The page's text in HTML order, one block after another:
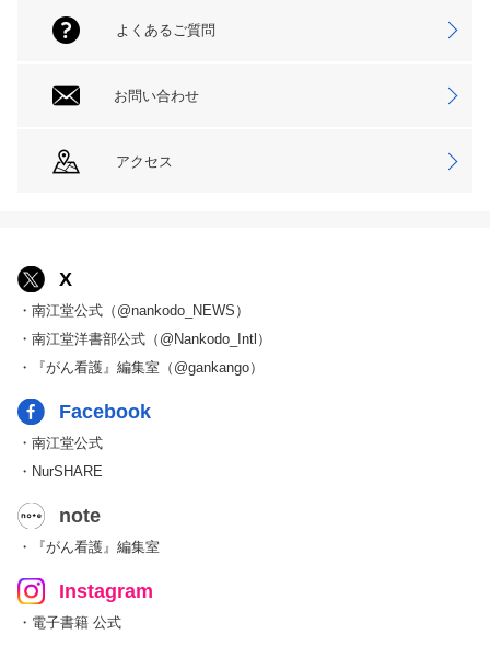
よくあるご質問
お問い合わせ
アクセス
X
・南江堂公式（@nankodo_NEWS）
・南江堂洋書部公式（@Nankodo_Intl）
・『がん看護』編集室（@gankango）
Facebook
・南江堂公式
・NurSHARE
note
・『がん看護』編集室
Instagram
・電子書籍 公式